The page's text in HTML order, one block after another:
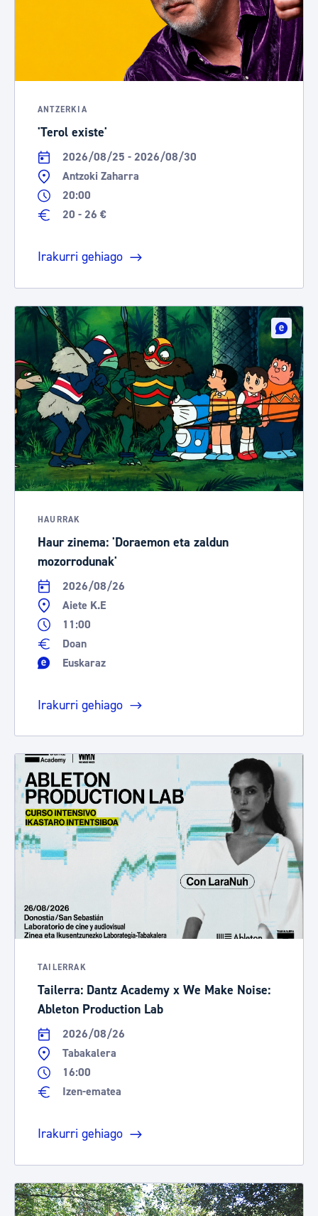
ANTZERKIA
'Terol existe'
2026/08/25 - 2026/08/30
Antzoki Zaharra
20:00
20 - 26 €
Irakurri gehiago
HAURRAK
Haur zinema: 'Doraemon eta zaldun
mozorrodunak'
2026/08/26
Aiete K.E
11:00
Doan
Euskaraz
Irakurri gehiago
TAILERRAK
Tailerra: Dantz Academy x We Make Noise:
Ableton Production Lab
2026/08/26
Tabakalera
16:00
Izen-ematea
Irakurri gehiago